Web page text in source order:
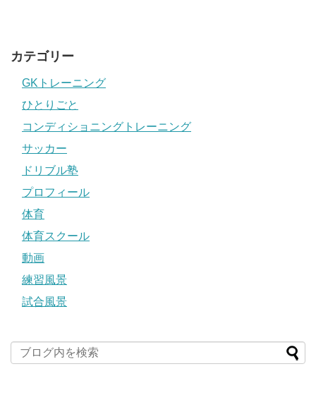
カテゴリー
GKトレーニング
ひとりごと
コンディショニングトレーニング
サッカー
ドリブル塾
プロフィール
体育
体育スクール
動画
練習風景
試合風景